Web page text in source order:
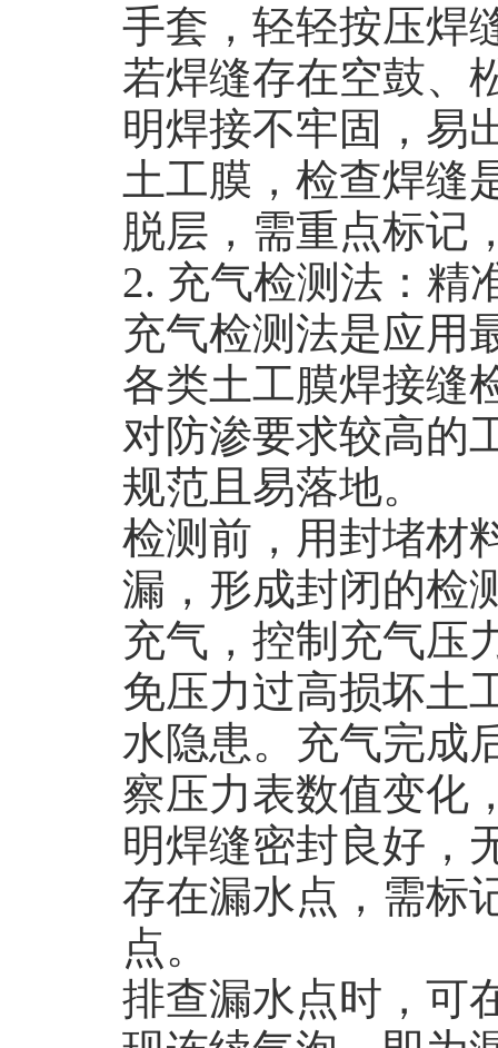
手套，轻轻按压焊
若焊缝存在空鼓、
明焊接不牢固，易
土工膜，检查焊缝
脱层，需重点标记
2. 充气检测法：精
充气检测法是应用
各类土工膜焊接缝
对防渗要求较高的
规范且易落地。
检测前，用封堵材
漏，形成封闭的检
充气，控制充气压
免压力过高损坏土
水隐患。充气完成
察压力表数值变化
明焊缝密封良好，
存在漏水点，需标
点。
排查漏水点时，可